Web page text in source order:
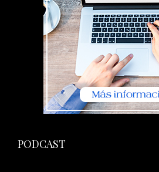
PODCAST